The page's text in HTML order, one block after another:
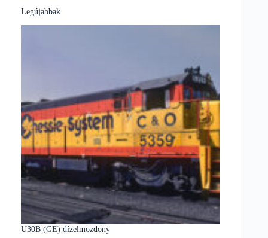
Legújabbak
U30B (GE) dízelmozdony